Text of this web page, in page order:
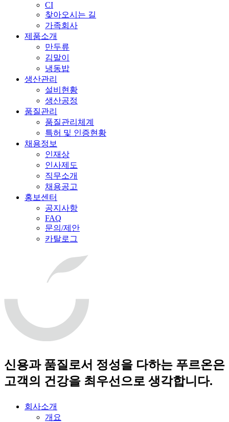
CI
찾아오시는 길
가족회사
제품소개
만두류
김말이
냉동밥
생산관리
설비현황
생산공정
품질관리
품질관리체계
특허 및 인증현황
채용정보
인재상
인사제도
직무소개
채용공고
홍보센터
공지사항
FAQ
문의/제안
카탈로그
신용과 품질로서 정성을 다하는 푸르온은
고객의 건강을 최우선으로 생각합니다.
회사소개
개요